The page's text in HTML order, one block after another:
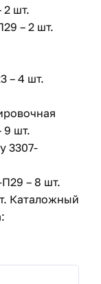
2 шт.
– 2 шт.
– 4 шт.
9 шт.
3307-
– 8 шт.
Каталожный